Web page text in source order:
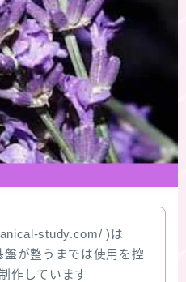
Study』
な活動先リンク集
study.com/ )は
が整うまでは使用を控
作しています